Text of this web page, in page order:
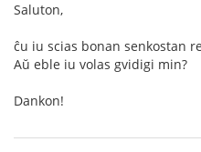
Saluton,
ĉu iu scias bonan senkostan
Aŭ eble iu volas gvidigi min?
Dankon!